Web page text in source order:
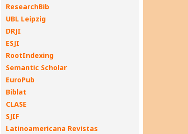
ResearchBib
UBL Leipzig
DRJI
ESJI
RootIndexing
Semantic Scholar
EuroPub
Biblat
CLASE
SJIF
Latinoamericana Revistas